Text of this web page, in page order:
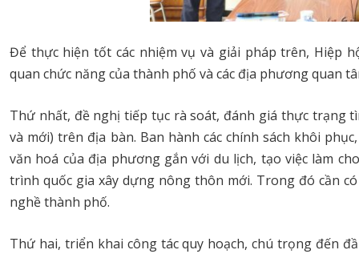
Để thực hiện tốt các nhiệm vụ và giải pháp trên, Hiệp
quan chức năng của thành phố và các địa phương quan
Thứ nhất, đề nghị tiếp tục rà soát, đánh giá thực trạng
và mới) trên địa bàn. Ban hành các chính sách khôi
văn hoá của địa phương gắn với du lịch, tạo việc làm
trình quốc gia xây dựng nông thôn mới. Trong đó cần
nghề thành phố.
Thứ hai, triển khai công tác quy hoạch, chú trọng đến